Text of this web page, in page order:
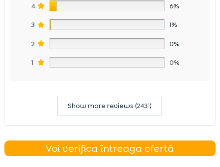
4 6%
3 1%
2 0%
1 0%
Show more reviews (2431)
Voi verifica întreaga ofertă